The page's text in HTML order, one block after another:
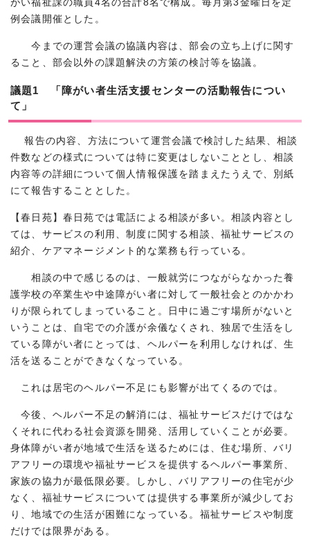
がい福祉課の職員4名の合計8名で構成。毎月第3金曜日を定
例会議開催とした。
今までの運営会議の協議内容は、部会の立ち上げに関す
ること、部会以外の課題解決の方策の検討等を協議。
議題1 「障がい者生活支援センターの活動報告につい
て」
報告の内容、方法について運営会議で検討した結果、相談
件数などの様式については特に変更はしないこととし、相談
内容等の詳細について個人情報保護を踏まえたうえで、別紙
にて報告することとした。
【春日苑】春日苑では電話による相談が多い。相談内容とし
ては、サービスの利用、制度に関する相談、福祉サービスの
紹介、ケアマネージメント的な業務も行っている。
相談の中で感じるのは、一般就労につながらなかった養
護学校の卒業生や中途障がい者に対して一般社会とのかかわ
りが限られてしまっていること。日中に過ごす場所がないと
いうことは、自宅での介護が余儀なくされ、独居で生活をし
ている障がい者にとっては、ヘルパーを利用しなければ、生
活を送ることができなくなっている。
これは居宅のヘルパー不足にも影響が出てくるのでは。
今後、ヘルパー不足の解消には、福祉サービスだけではな
くそれに代わる社会資源を開発、活用していくことが必要。
身体障がい者が地域で生活を送るためには、住む場所、バリ
アフリーの環境や福祉サービスを提供するヘルパー事業所、
家族の協力が最低限必要。しかし、バリアフリーの住宅が少
なく、福祉サービスについては提供する事業所が減少してお
り、地域での生活が困難になっている。福祉サービスや制度
だけでは限界がある。